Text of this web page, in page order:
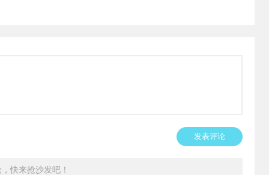
发表评论
快来抢沙发吧！